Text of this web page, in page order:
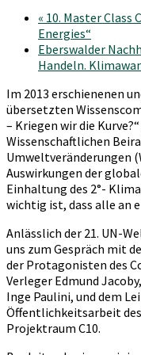
« 10. Master Class
Energies“
Eberswalder
Handeln.
Im 2013 erschienenen
übersetzten
– Kriegen wir die
Wissenschaftlichen
Umweltveränderungen
Auswirkungen der
Einhaltung des 2°-
wichtig ist, dass alle an
Anlässlich der 21. UN-
uns zum Gespräch mit
der Protagonisten des
Verleger Edmund
Inge Paulini, und dem
Öffentlichkeitsarbeit des
Projektraum C10.